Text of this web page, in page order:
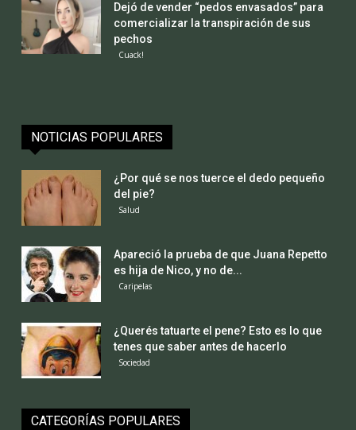
Dejó de vender “pedos envasados” para
comercializar la transpiración de sus
pechos
Cuack!
NOTICIAS POPULARES
¿Por qué se nos tuerce el dedo pequeño
del pie?
Salud
Apareció la prueba de que Juana Repetto
es hija de Nico, y no de...
Caripelas
¿Querés tatuarte el pene? Esto es lo que
tenes que saber antes de hacerlo
Sociedad
CATEGORÍAS POPULARES